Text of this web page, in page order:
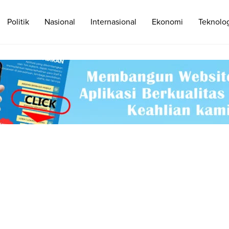
Politik Nasional Internasional Ekonomi